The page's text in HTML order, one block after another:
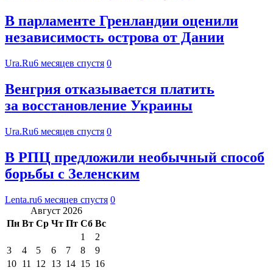
В парламенте Гренландии оценили
независимость острова от Дании
Ura.Ru6 месяцев спустя 0
Венгрия отказывается платить
за восстановление Украины
Ura.Ru6 месяцев спустя 0
В РПЦ предложили необычный способ
борьбы с Зеленским
Lenta.ru6 месяцев спустя 0
Август 2026
Пн Вт Ср Чт Пт Сб Вс
1
2
3
4 5 6 7 8
9
10 11 12 13 14 15 16